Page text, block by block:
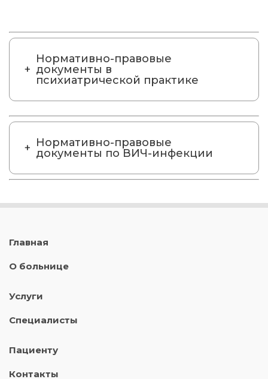
Нормативно-правовые
документы в
психиатрической практике
Нормативно-правовые
документы по ВИЧ-инфекции
Главная
О больнице
Услуги
Специалисты
Пациенту
Контакты